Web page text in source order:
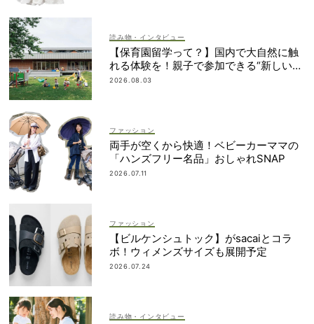
読み物・インタビュー
【保育園留学って？】国内で大自然に触
れる体験を！親子で参加できる“新しい選
択肢”
2026.08.03
ファッション
両手が空くから快適！ベビーカーママの
「ハンズフリー名品」おしゃれSNAP
2026.07.11
ファッション
【ビルケンシュトック】がsacaiとコラ
ボ！ウィメンズサイズも展開予定
2026.07.24
読み物・インタビュー